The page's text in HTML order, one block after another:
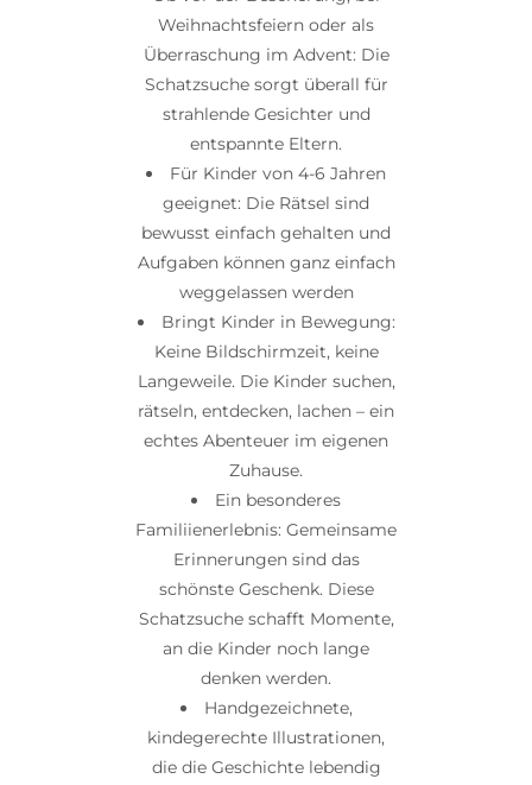
Weihnachtsfeiern oder als
Überraschung im Advent: Die
Schatzsuche sorgt überall für
strahlende Gesichter und
entspannte Eltern.
Für Kinder von 4-6 Jahren
geeignet: Die Rätsel sind
bewusst einfach gehalten und
Aufgaben können ganz einfach
weggelassen werden
Bringt Kinder in Bewegung:
Keine Bildschirmzeit, keine
Langeweile. Die Kinder suchen,
rätseln, entdecken, lachen – ein
echtes Abenteuer im eigenen
Zuhause.
Ein besonderes
Familiienerlebnis: Gemeinsame
Erinnerungen sind das
schönste Geschenk. Diese
Schatzsuche schafft Momente,
an die Kinder noch lange
denken werden.
Handgezeichnete,
kindegerechte Illustrationen,
die die Geschichte lebendig